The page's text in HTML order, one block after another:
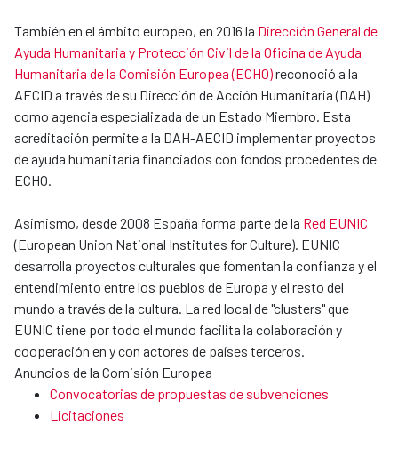
También en el ámbito europeo, en 2016 la Dirección General de
Ayuda Humanitaria y Protección Civil de la Oficina de Ayuda
Humanitaria de la Comisión Europea (ECHO)reconoció a la
AECID a través de su Dirección de Acción Humanitaria (DAH)
como agencia especializada de un Estado Miembro. Esta
acreditación permite a la DAH-AECID implementar proyectos
de ayuda humanitaria financiados con fondos procedentes de
ECHO.
Asimismo, desde 2008 España forma parte de la Red EUNIC
(European Union National Institutes for Culture). EUNIC
desarrolla proyectos culturales que fomentan la confianza y el
entendimiento entre los pueblos de Europa y el resto del
mundo a través de la cultura. La red local de "clusters" que
EUNIC tiene por todo el mundo facilita la colaboración y
cooperación en y con actores de países terceros.
Anuncios de la Comisión Europea
Convocatorias de propuestas de subvenciones
Licitaciones